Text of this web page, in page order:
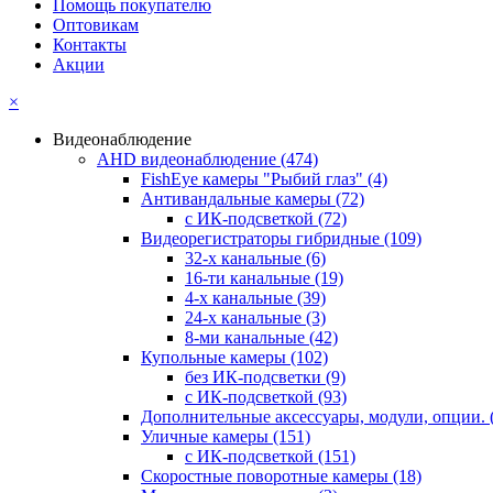
Помощь покупателю
Оптовикам
Контакты
Акции
×
Видеонаблюдение
AHD видеонаблюдение (474)
FishEye камеры "Рыбий глаз" (4)
Антивандальные камеры (72)
с ИК-подсветкой (72)
Видеорегистраторы гибридные (109)
32-х канальные (6)
16-ти канальные (19)
4-х канальные (39)
24-х канальные (3)
8-ми канальные (42)
Купольные камеры (102)
без ИК-подсветки (9)
с ИК-подсветкой (93)
Дополнительные аксессуары, модули, опции.
Уличные камеры (151)
с ИК-подсветкой (151)
Скоростные поворотные камеры (18)